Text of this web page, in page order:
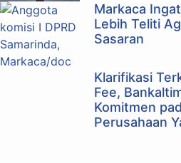
Markaca
Lebih Teliti
Sasaran
Klarifikasi
Fee,
Komitmen
Perusahaan